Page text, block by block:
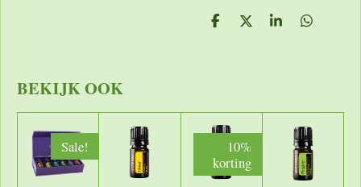
D
D
S
D
BEKIJK OOK
Sale!
10%
korting